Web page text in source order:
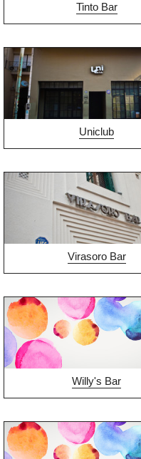
Tinto Bar
Uniclub
Virasoro Bar
Willy's Bar